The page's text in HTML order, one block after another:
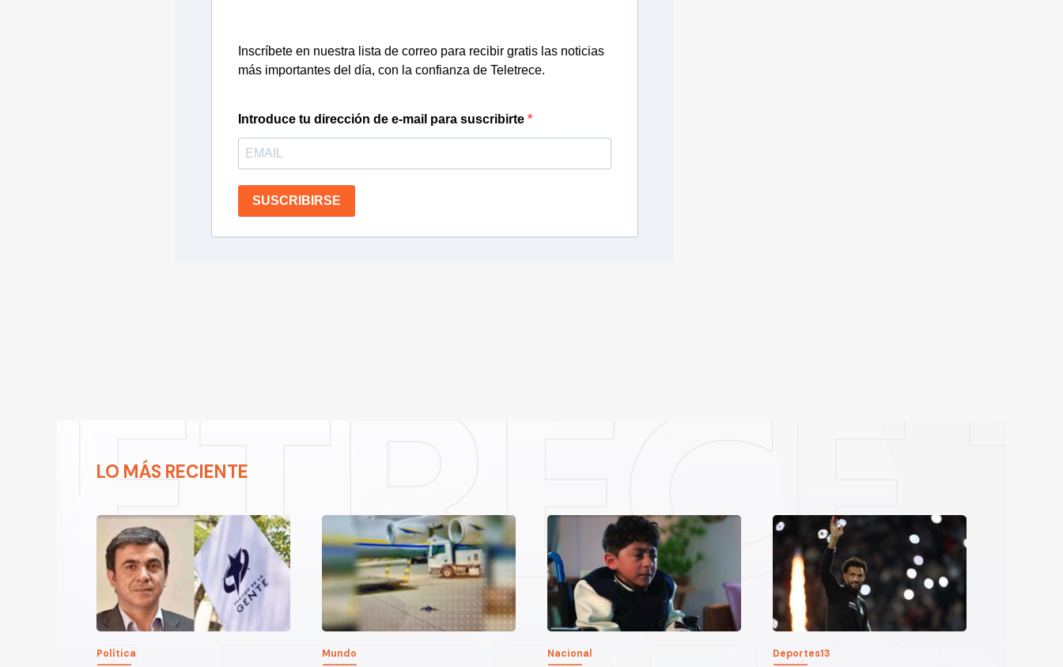
Inscríbete en nuestra lista de correo para recibir gratis las noticias
más importantes del día, con la confianza de Teletrece.
Introduce tu dirección de e-mail para suscribirte
SUSCRIBIRSE
LO MÁS RECIENTE
Política Mundo Nacional Deportes13